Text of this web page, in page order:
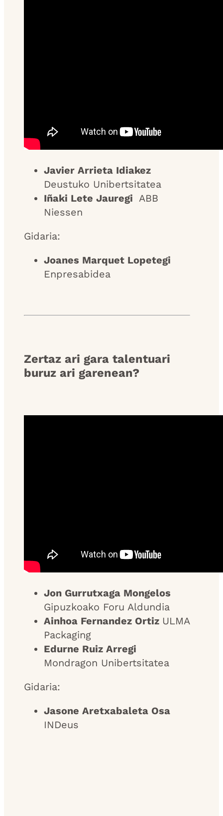
Javier Arrieta Idiakez
Deustuko Unibertsitatea
Iñaki Lete Jauregi ABB
Niessen
Gidaria:
Joanes Marquet Lopetegi
Enpresabidea
Zertaz ari gara talentuari
buruz ari garenean?
Jon Gurrutxaga Mongelos
Gipuzkoako Foru Aldundia
Ainhoa Fernandez Ortiz ULMA
Packaging
Edurne Ruiz Arregi
Mondragon Unibertsitatea
Gidaria:
Jasone Aretxabaleta Osa
INDeus